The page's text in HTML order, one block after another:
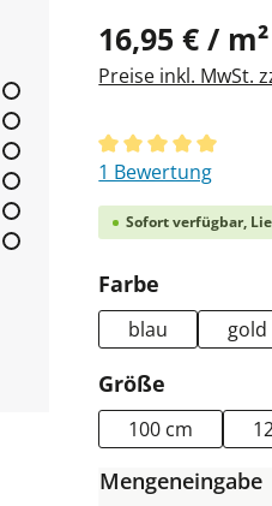
16,95 € / m²
Preise inkl. MwSt.
Durchschnittliche
1 Bewertung
Sofort verfügbar,
Farbe
blau gold
Größe
100 cm
Mengeneingabe